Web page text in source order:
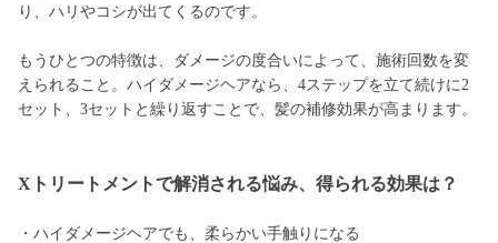
り、ハリやコシが出てくるのです。
もうひとつの特徴は、ダメージの度合いによって、施術回数を変
えられること。ハイダメージヘアなら、4ステップを立て続けに2
セット、3セットと繰り返すことで、髪の補修効果が高まります。
Xトリートメントで解消される悩み、得られる効果は？
・ハイダメージヘアでも、柔らかい手触りになる